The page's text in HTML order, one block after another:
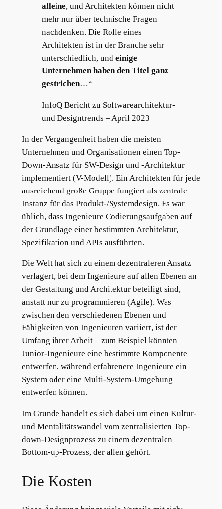
alleine, und Architekten können nicht
mehr nur über technische Fragen
nachdenken. Die Rolle eines
Architekten ist in der Branche sehr
unterschiedlich, und einige
Unternehmen haben den Titel ganz
gestrichen…“
InfoQ Bericht zu Softwarearchitektur-
und Designtrends – April 2023
In der Vergangenheit haben die meisten
Unternehmen und Organisationen einen Top-
Down-Ansatz für SW-Design und -Architektur
implementiert (V-Modell). Ein Architekten für jede
ausreichend große Gruppe fungiert als zentrale
Instanz für das Produkt-/Systemdesign. Es war
üblich, dass Ingenieure Codierungsaufgaben auf
der Grundlage einer bestimmten Architektur,
Spezifikation und APIs ausführten.
Die Welt hat sich zu einem dezentraleren Ansatz
verlagert, bei dem Ingenieure auf allen Ebenen an
der Gestaltung und Architektur beteiligt sind,
anstatt nur zu programmieren (Agile). Was
zwischen den verschiedenen Ebenen und
Fähigkeiten von Ingenieuren variiert, ist der
Umfang ihrer Arbeit – zum Beispiel könnten
Junior-Ingenieure eine bestimmte Komponente
entwerfen, während erfahrenere Ingenieure ein
System oder eine Multi-System-Umgebung
entwerfen können.
Im Grunde handelt es sich dabei um einen Kultur-
und Mentalitätswandel vom zentralisierten Top-
down-Designprozess zu einem dezentralen
Bottom-up-Prozess, der allen gehört.
Die Kosten